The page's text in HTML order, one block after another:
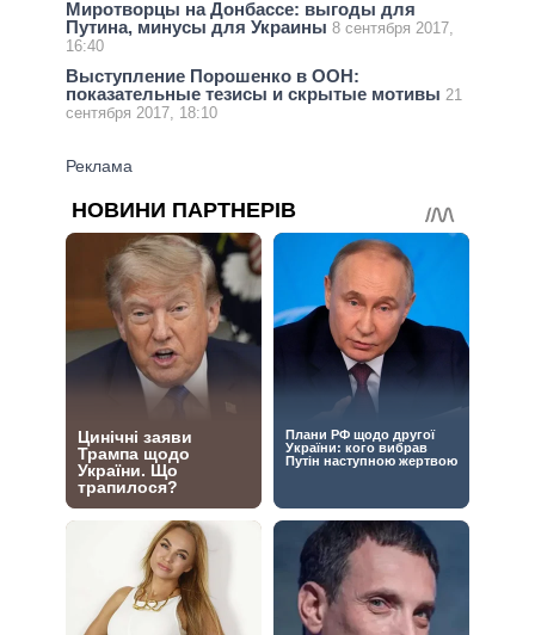
Миротворцы на Донбассе: выгоды для
Путина, минусы для Украины 8 сентября 2017,
16:40
Выступление Порошенко в ООН:
показательные тезисы и скрытые мотивы 21
сентября 2017, 18:10